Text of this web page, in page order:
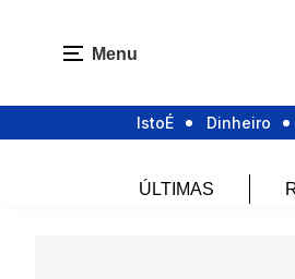
Menu
IstoÉ Dinheiro
ÚLTIMAS